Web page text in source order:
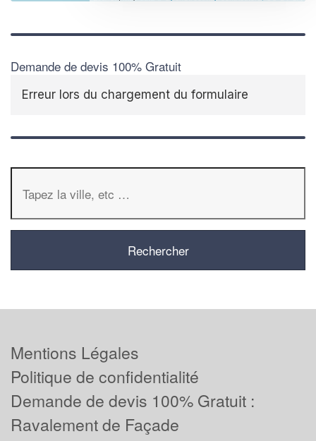
Demande de devis 100% Gratuit
Erreur lors du chargement du formulaire
Mentions Légales
Politique de confidentialité
Demande de devis 100% Gratuit :
Ravalement de Façade